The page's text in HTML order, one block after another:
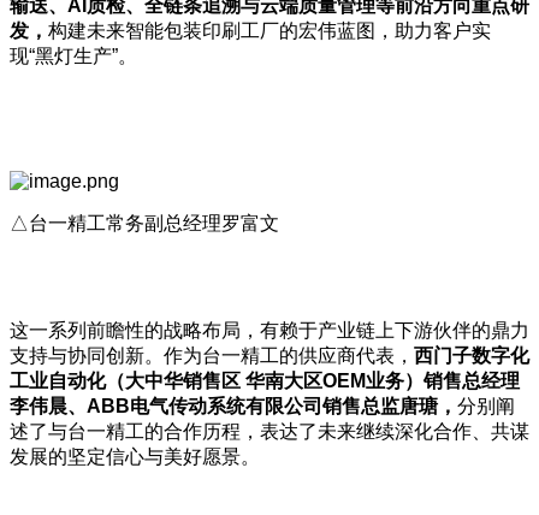
输送、AI 质检、全链条追溯与云端质量管理等前沿方向重点研
发， 构建未来智能包装印刷工厂的宏伟蓝图，助力客户实
现“黑灯生产”。
△台一精工常务副总经理罗富文
这一系列前瞻性的战略布局，有赖于产业链上下游伙伴的鼎力
支持与协同创新。作为台一精工的供应商代表， 西门子数字化
工业自动化（大中华销售区 华南大区OEM业务）销售总经理
李伟晨、ABB电气传动系统有限公司销售总监唐瑭， 分别阐
述了与台一精工的合作历程，表达了未来继续深化合作、共谋
发展的坚定信心与美好愿景。